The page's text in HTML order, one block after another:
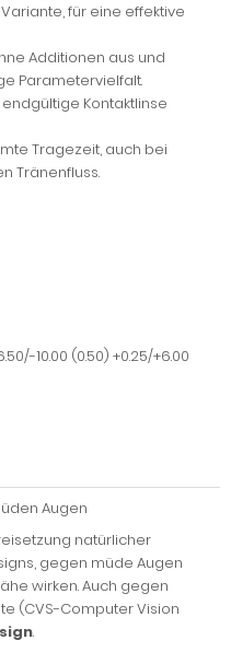
für eine effektive
Additionen aus und
Parametervielfalt.
Kontaktlinse
Tragezeit, auch bei
Tränenfluss.
10.00 (0.50) +0.25/+6.00
Augen
natürlicher
gegen müde Augen
wirken. Auch gegen
(CVS-Computer Vision
.